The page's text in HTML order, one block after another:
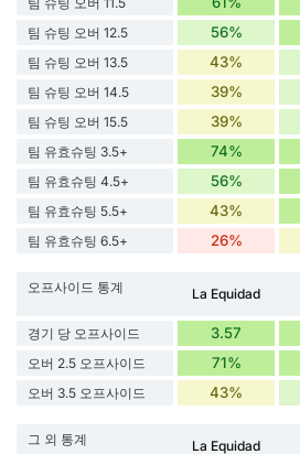
팀 슈팅 오버 12.5 56%
팀 슈팅 오버 13.5 43%
팀 슈팅 오버 14.5 39%
팀 슈팅 오버 15.5 39%
팀 유효슈팅 3.5+ 74%
팀 유효슈팅 4.5+ 56%
팀 유효슈팅 5.5+ 43%
팀 유효슈팅 6.5+ 26%
오프사이드 통계 La Equidad
경기 당 오프사이드 3.57
오버 2.5 오프사이드 71%
오버 3.5 오프사이드 43%
그 외 통계 La Equidad